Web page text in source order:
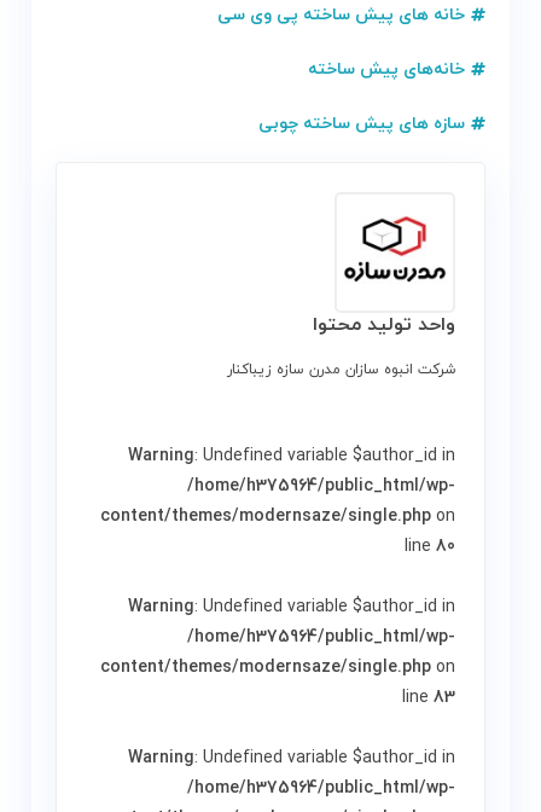
خانه های پیش ساخته پی وی سی
خانه‌های پیش ساخته
سازه های پیش ساخته چوبی
واحد تولید محتوا
شرکت انبوه سازان مدرن سازه زیباکنار
Warning: Undefined variable $author_id in
/home/h375964/public_html/wp-
content/themes/modernsaze/single.phpon
line80
Warning: Undefined variable $author_id in
/home/h375964/public_html/wp-
content/themes/modernsaze/single.phpon
line83
Warning: Undefined variable $author_id in
/home/h375964/public_html/wp-